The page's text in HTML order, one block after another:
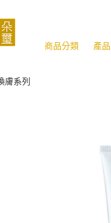
商品分類 產
膚系列